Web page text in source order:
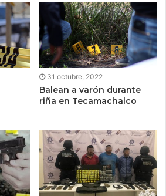
31 octubre, 2022
Balean a varón durante
riña en Tecamachalco